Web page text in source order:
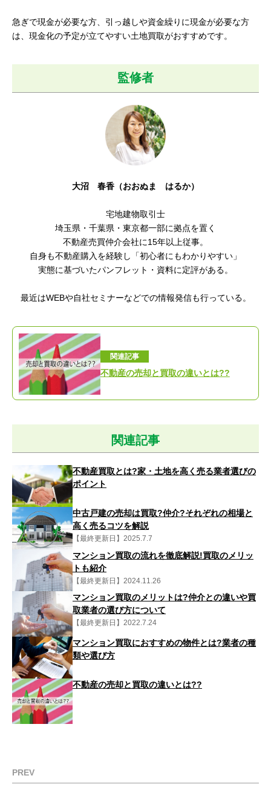
急ぎで現金が必要な方、引っ越しや資金繰りに現金が必要な方
は、現金化の予定が立てやすい土地買取がおすすめです。
監修者
大沼 春香（おおぬま はるか）
宅地建物取引士
埼玉県・千葉県・東京都一部に拠点を置く
不動産売買仲介会社に15年以上従事。
自身も不動産購入を経験し「初心者にもわかりやすい 」
実態に基づいたパンフレット・資料に定評がある。
最近はWEBや自社セミナーなどでの情報発信も行っている。
関連記事
不動産の売却と買取の違いとは??
関連記事
不動産買取とは?家・土地を高く売る業者選びの
ポイント
中古戸建の売却は買取?仲介?それぞれの相場と
高く売るコツを解説
【最終更新日】2025.7.7
マンション買取の流れを徹底解説!買取のメリッ
トも紹介
【最終更新日】2024.11.26
マンション買取のメリットは?仲介との違いや買
取業者の選び方について
【最終更新日】2022.7.24
マンション買取におすすめの物件とは?業者の種
類や選び方
不動産の売却と買取の違いとは??
PREV